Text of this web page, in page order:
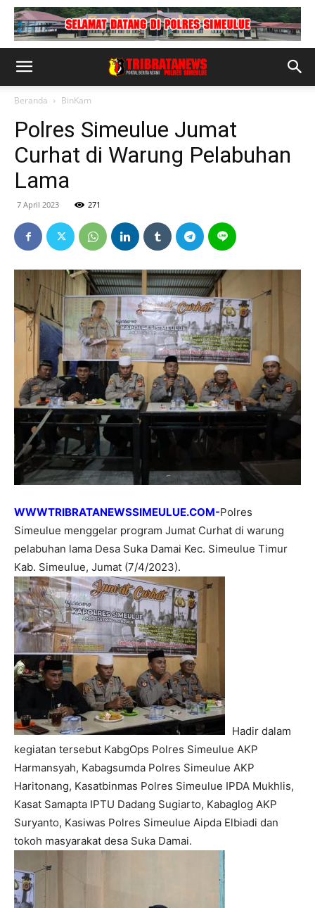
Beranda BinKam
Polres Simeulue Jumat
Curhat di Warung Pelabuhan
Lama
7 April 2023 271
WWWTRIBRATANEWSSIMEULUE.COM-Polres
Simeulue menggelar program Jumat Curhat di warung
pelabuhan lama Desa Suka Damai Kec. Simeulue Timur
Kab. Simeulue, Jumat (7/4/2023).
Hadir dalam
kegiatan tersebut KabgOps Polres Simeulue AKP
Harmansyah, Kabagsumda Polres Simeulue AKP
Haritonang, Kasatbinmas Polres Simeulue IPDA Mukhlis,
Kasat Samapta IPTU Dadang Sugiarto, Kabaglog AKP
Suryanto, Kasiwas Polres Simeulue Aipda Elbiadi dan
tokoh masyarakat desa Suka Damai.